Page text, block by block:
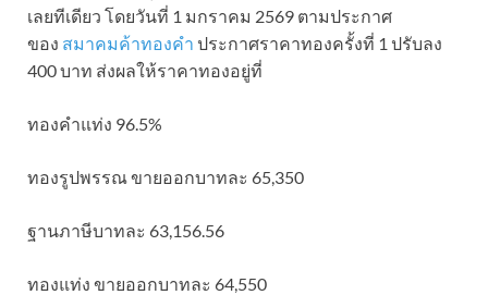
เลยทีเดียว โดยวันที่ 1 มกราคม 2569 ตามประกาศ
ของ สมาคมค้าทองคำ ประกาศราคาทองครั้งที่ 1 ปรับลง
400 บาท ส่งผลให้ราคาทองอยู่ที่
ทองคำแท่ง 96.5%
ทองรูปพรรณ ขายออกบาทละ 65,350
ฐานภาษีบาทละ 63,156.56
ทองแท่ง ขายออกบาทละ 64,550